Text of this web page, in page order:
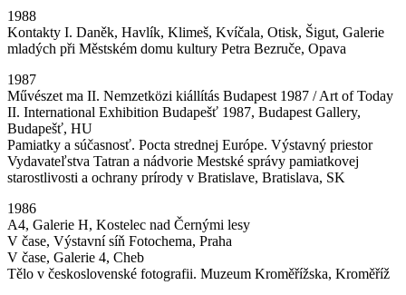
1988
Kontakty I. Daněk, Havlík, Klimeš, Kvíčala, Otisk, Šigut, Galerie
mladých při Městském domu kultury Petra Bezruče, Opava
1987
Művészet ma II. Nemzetközi kiállítás Budapest 1987 / Art of Today
II. International Exhibition Budapešť 1987, Budapest Gallery,
Budapešť, HU
Pamiatky a súčasnosť. Pocta strednej Európe. Výstavný priestor
Vydavateľstva Tatran a nádvorie Mestské správy pamiatkovej
starostlivosti a ochrany prírody v Bratislave, Bratislava, SK
1986
A4, Galerie H, Kostelec nad Černými lesy
V čase, Výstavní síň Fotochema, Praha
V čase, Galerie 4, Cheb
Tělo v československé fotografii. Muzeum Kroměřížska, Kroměříž